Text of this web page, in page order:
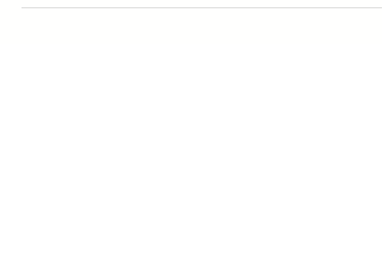
entscheidend.